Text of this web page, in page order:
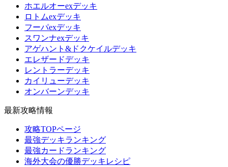
ホエルオーexデッキ
ロトムexデッキ
フーパexデッキ
スワンナexデッキ
アゲハント&ドクケイルデッキ
エレザードデッキ
レントラーデッキ
カイリューデッキ
オンバーンデッキ
最新攻略情報
攻略TOPページ
最強デッキランキング
最強カードランキング
海外大会の優勝デッキレシピ